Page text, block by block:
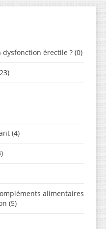
érectile ? (0)
(4)
alimentaires
(5)